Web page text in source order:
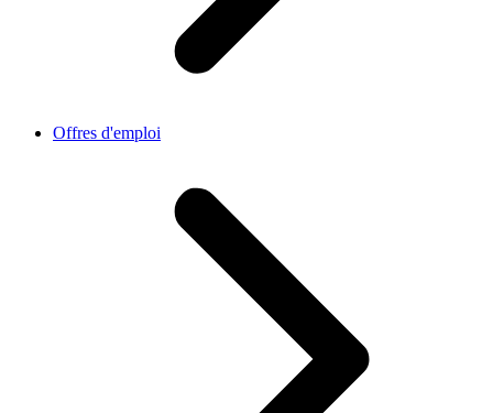
Offres d'emploi